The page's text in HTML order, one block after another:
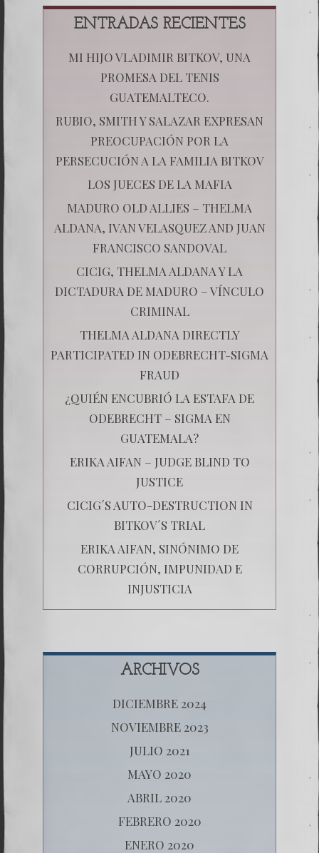
ENTRADAS RECIENTES
MI HIJO VLADIMIR BITKOV, UNA
PROMESA DEL TENIS
GUATEMALTECO.
RUBIO, SMITH Y SALAZAR EXPRESAN
PREOCUPACIÓN POR LA
PERSECUCIÓN A LA FAMILIA BITKOV
LOS JUECES DE LA MAFIA
MADURO OLD ALLIES – THELMA
ALDANA, IVAN VELASQUEZ AND JUAN
FRANCISCO SANDOVAL
CICIG, THELMA ALDANA Y LA
DICTADURA DE MADURO – VÍNCULO
CRIMINAL
THELMA ALDANA DIRECTLY
PARTICIPATED IN ODEBRECHT-SIGMA
FRAUD
¿QUIÉN ENCUBRIÓ LA ESTAFA DE
ODEBRECHT – SIGMA EN
GUATEMALA?
ERIKA AIFAN – JUDGE BLIND TO
JUSTICE
CICIG´S AUTO-DESTRUCTION IN
BITKOV´S TRIAL
ERIKA AIFAN, SINÓNIMO DE
CORRUPCIÓN, IMPUNIDAD E
INJUSTICIA
ARCHIVOS
DICIEMBRE 2024
NOVIEMBRE 2023
JULIO 2021
MAYO 2020
ABRIL 2020
FEBRERO 2020
ENERO 2020